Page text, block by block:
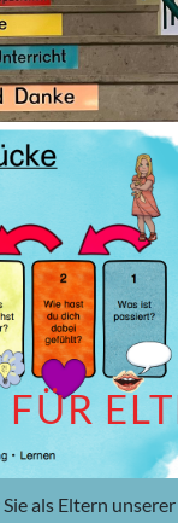
als Eltern